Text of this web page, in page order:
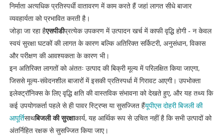
निर्माता अत्यधिक प्रतिस्पर्धी वातावरण में काम करते हैं जहां लागत सीधे बाजार
व्यवहार्यता को प्रभावित करती है।
जोड़ा जा रहा हैएसपीडीप्रत्येक उपकरण में उत्पादन खर्च में काफी वृद्धि होगी - न केवल
स्वयं सुरक्षा घटकों की लागत के कारण बल्कि अतिरिक्त सर्किटरी, अनुसंधान, विकास
और परीक्षण की आवश्यकता के कारण भी।
इन अतिरिक्त लागतों को अंततः उत्पाद की बिक्री मूल्य में परिलक्षित किया जाएगा,
जिससे मूल्य-संवेदनशील बाजारों में इसकी प्रतिस्पर्धा में गिरावट आएगी। उपभोक्ता
इलेक्ट्रॉनिक्स के लिए वृद्धि क्षति की वास्तविक संभावना को देखते हुए, और यह तथ्य कि
कई उपयोगकर्ता पहले से ही पावर स्ट्रिप्स या सुसज्जित हैंयूपीएस दोहरी बिजली की
आपूर्तिसाथबिजली की सुरक्षाकार्य, यह आर्थिक रूप से उचित नहीं है कि सभी उत्पादों को
अंतर्निहित रक्षक से सुसज्जित किया जाए।